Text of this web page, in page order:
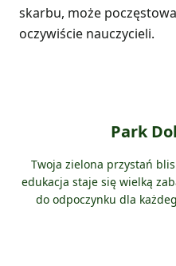
skarbu, może
oczywiście nauczycieli.
Park
Twoja zielona przystań
edukacja staje się wielką
do odpoczynku dla